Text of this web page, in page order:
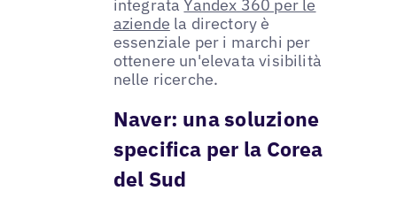
integrataYandex 360 per le
aziende la directory è
essenziale per i marchi per
ottenere un'elevata visibilità
nelle ricerche.
Naver: una soluzione
specifica per la Corea
del Sud